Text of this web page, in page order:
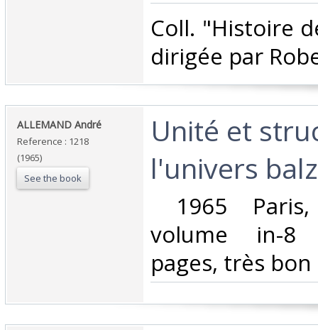
‎Coll. "Histoire
dirigée par
‎ALLEMAND André‎
Reference : 1218
(1965)
See the book
‎Unité et
l'univers
1965
volume in-8
pages, très